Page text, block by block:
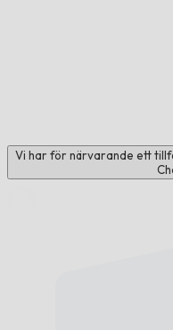
Vi har för närvarande ett